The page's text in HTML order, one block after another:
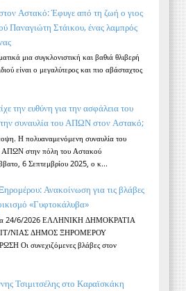
Αστακό: Έφυγε από τη ζωή ο γιος
Παναγιώτη Στάικου, ένας λαμπρός
μια συγκλονιστική και βαθιά θλιβερή
είναι ο μεγαλύτερος και πιο αβάσταχτος
την ευθύνη για την ασφάλεια του
συναυλία του ΑΠΩΝ στον Αστακό;
Η πολυαναμενόμενη συναυλία του
ΑΠΩΝ στην πόλη του Αστακού
6 Σεπτεμβρίου 2025, ο κ...
Ανακοίνωση για τις βλάβες
«Γυφτοκάλυβα»
24/6/2026 ΕΛΛΗΝΙΚΗ ΔΗΜΟΚΡΑΤΙΑ
ΝΙΑΣ ΔΗΜΟΣ ΞΗΡΟΜΕΡΟΥ
Οι συνεχιζόμενες βλάβες στον
Τσιμιτσέλης στο Καραϊσκάκη